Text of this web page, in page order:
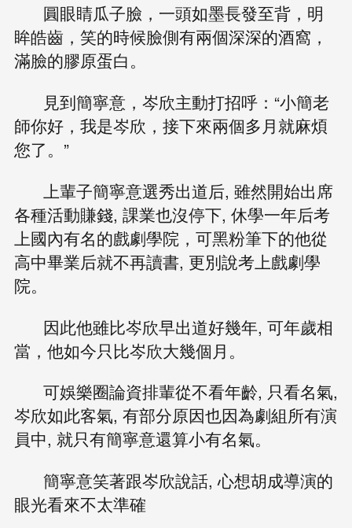
圓眼睛瓜子臉，一頭如墨長發至背，明
眸皓齒，笑的時候臉側有兩個深深的酒窩，
滿臉的膠原蛋白。
見到簡寧意，岑欣主動打招呼：“小簡老
師你好，我是岑欣，接下來兩個多月就麻煩
您了。”
上輩子簡寧意選秀出道后, 雖然開始出席
各種活動賺錢, 課業也沒停下, 休學一年后考
上國內有名的戲劇學院，可黑粉筆下的他從
高中畢業后就不再讀書, 更別說考上戲劇學
院。
因此他雖比岑欣早出道好幾年, 可年歲相
當，他如今只比岑欣大幾個月。
可娛樂圈論資排輩從不看年齡, 只看名氣,
岑欣如此客氣, 有部分原因也因為劇組所有演
員中, 就只有簡寧意還算小有名氣。
簡寧意笑著跟岑欣說話, 心想胡成導演的
眼光看來不太準確